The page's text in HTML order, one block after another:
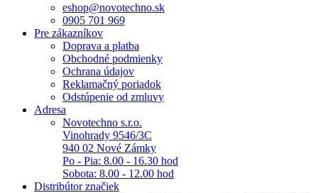
eshop@novotechno.sk
0905 701 969
Pre zákazníkov
Doprava a platba
Obchodné podmienky
Ochrana údajov
Reklamačný poriadok
Odstúpenie od zmluvy
Adresa
Novotechno s.r.o.
Vinohrady 9546/3C
940 02 Nové Zámky
Po - Pia: 8.00 - 16.30 hod
Sobota: 8.00 - 12.00 hod
Distribútor značiek